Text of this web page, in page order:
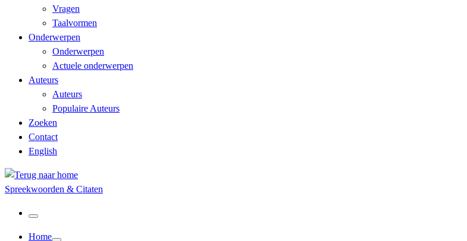
Vragen
Taalvormen
Onderwerpen
Onderwerpen
Actuele onderwerpen
Auteurs
Auteurs
Populaire Auteurs
Zoeken
Contact
English
Spreekwoorden & Citaten
Menu
Home